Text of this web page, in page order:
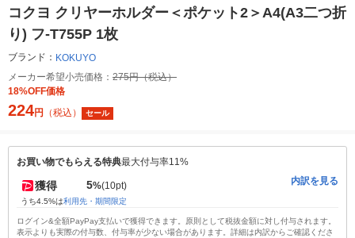
コクヨ クリヤーホルダー＜ポケット2＞A4(A3二つ折
り) フ-T755P 1枚
ブランド： KOKUYO
メーカー希望小売価格： 275円（税込）
18%OFF価格
224円 （税込） セール
お買い物でもらえる特典最大付与率11%
獲得 5%(10pt)
うち4.5%は利用先・期間限定
内訳を見る
ログイン&全額PayPay支払いで獲得できます。原則として税抜金額に対し付与されます。
表示よりも実際の付与数、付与率が少ない場合があります。詳細は内訳からご確認くださ